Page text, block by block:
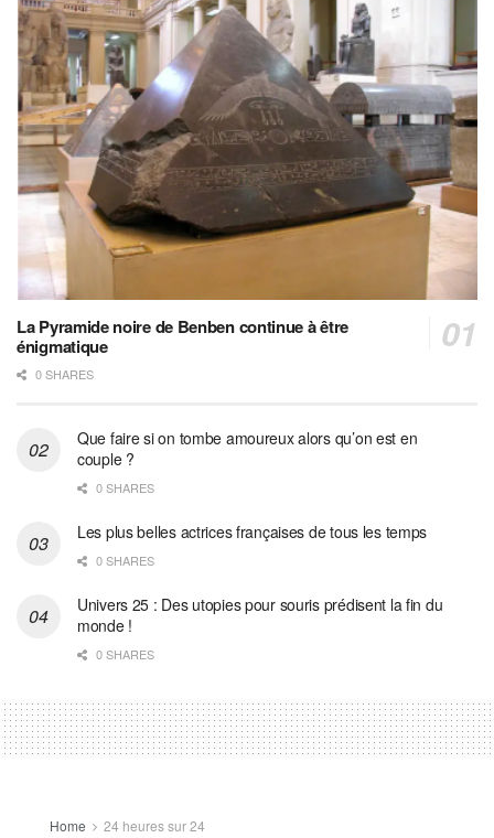
La Pyramide noire de Benben continue à être
énigmatique
0 SHARES
Que faire si on tombe amoureux alors qu’on est en
couple ?
0 SHARES
Les plus belles actrices françaises de tous les temps
0 SHARES
Univers 25 : Des utopies pour souris prédisent la fin du
monde !
0 SHARES
Home 24 heures sur 24